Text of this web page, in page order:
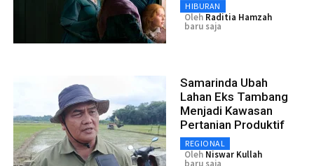
HIBURAN
Oleh Raditia Hamzah
baru saja
Samarinda Ubah
Lahan Eks Tambang
Menjadi Kawasan
Pertanian Produktif
REGIONAL
Oleh Niswar Kullah